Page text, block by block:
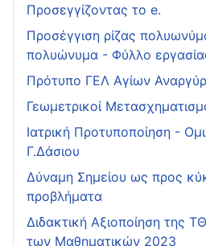
Προσεγγίζοντας το e.
Προσέγγιση ρίζας
πολυώνυμα - Φύλλο
Πρότυπο ΓΕΛ Αγίων
Γεωμετρικοί
Ιατρική Προτυποποίηση -
Γ.Δάσιου
Δύναμη Σημείου ως προς
προβλήματα
Διδακτική Αξιοποίηση της
των Μαθηματικών 2023